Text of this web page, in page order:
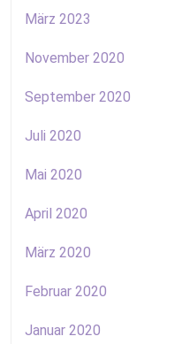
März 2023
November 2020
September 2020
Juli 2020
Mai 2020
April 2020
März 2020
Februar 2020
Januar 2020